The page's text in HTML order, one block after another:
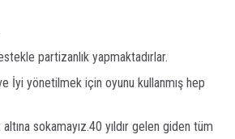
partizanlık yapmaktadırlar.
İyi yönetilmek için oyunu kullanmış hep
sokamayız.40 yıldır gelen giden tüm